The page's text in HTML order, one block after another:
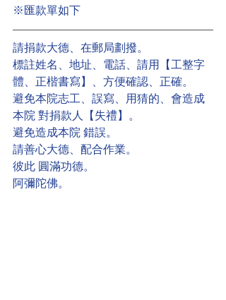
※匯款單如下
請捐款大德、在郵局劃撥。
標註姓名、地址、電話、請用【工整字
體、正楷書寫】、方便確認、正確。
避免本院志工、誤寫、用猜的、會造成
本院 對捐款人【失禮】。
避免造成本院 錯誤。
請善心大德、配合作業。
彼此 圓滿功德。
阿彌陀佛。